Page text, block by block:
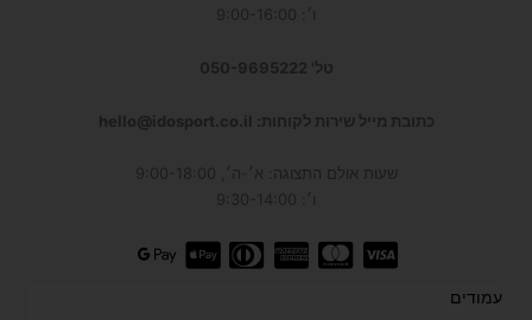
ו׳: 9:00-16:00
טל' 050-9695222
כתובת מייל שירות לקוחות: hello@idosport.co.il
שעות אולם התצוגה: א׳-ה׳, 9:00-18:00
ו׳: 9:30-14:00
עמודים